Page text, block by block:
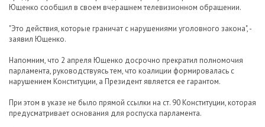
Ющенко сообщил в своем вчерашнем телевизионном обращении.
"Это действия, которые граничат с нарушениями уголовного закона", -
заявил Ющенко.
Напомним, что 2 апреля Ющенко досрочно прекратил полномочия
парламента, руководствуясь тем, что коалиции формировалась с
нарушением Конституции, а Президент является ее гарантом.
При этом в указе не было прямой ссылки на ст. 90 Конституции, которая
предусматривает основания для роспуска парламента.